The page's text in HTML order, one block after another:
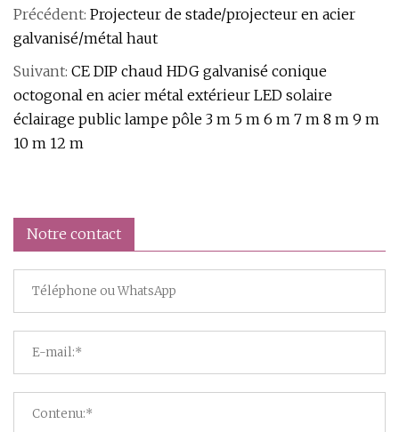
Précédent: Projecteur de stade/projecteur en acier
galvanisé/métal haut
Suivant: CE DIP chaud HDG galvanisé conique
octogonal en acier métal extérieur LED solaire
éclairage public lampe pôle 3 m 5 m 6 m 7 m 8 m 9 m
10 m 12 m
Notre contact